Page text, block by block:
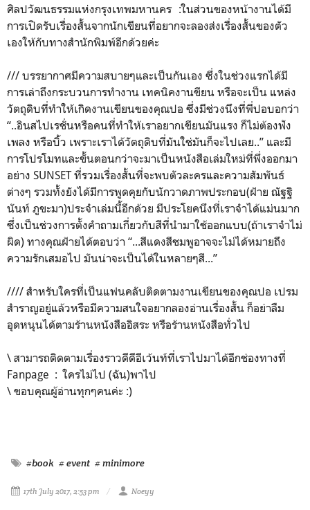
ศิลปวัฒนธรรมแห่งกรุงเทพมหานคร :ในส่วนของหน้างานได้มี
การเปิดรับเรื่องสั้นจากนักเขียนที่อยากจะลองส่งเรื่องสั้นของตัว
เองให้กับทางสำนักพิมพ์อีกด้วยค่ะ
/// บรรยากาศมีความสบายๆและเป็นกันเอง ซึ่งในช่วงแรกได้มี
การเล่าถึงกระบวนการทำงาน เทคนิคงานขียน หรือจะเป็น แหล่ง
วัตถุดิบที่ทำให้เกิดงานเขียนของคุณปอ ซึ่งมีช่วงนึงที่พี่ปอบอกว่า
“..อินสไปเรชั่นหรือคนที่ทำให้เราอยากเขียนมันแรง ก็ไม่ต้องฟัง
เพลง หรือบิ้ว เพราะเราได้วัตถุดิบที่มันใช่มันก็จะไปเลย..’’ และมี
การโปรโมทและขั้นตอนกว่าจะมาเป็นหนังสือเล่มใหม่ที่พึ่งออกมา
อย่าง SUNSET ที่รวมเรื่องสั้นที่จะพบตัวละครและความสัมพันธ์
ต่างๆ รวมทั้งยังได้มีการพูดคุยกับนักวาดภาพประกอบ(ฝ้าย ณัฐฐิ
นันท์ ภูขะมา)ประจำเล่มนี้อีกด้วย มีประโยคนึงที่เราจำได้แม่นมาก
ซึ่งเป็นช่วงการตั้งคำถามเกี่ยวกับสีที่นำมาใช้ออกแบบ(ถ้าเราจำไม่
ผิด) ทางคุณฝ้ายได้ตอบว่า “...สีแดงสีชมพูอาจจะไม่ได้หมายถึง
ความรักเสมอไป มันน่าจะเป็นได้ในหลายๆสี...”
//// สำหรับใครที่เป็นแฟนคลับติดตามงานเขียนของคุณปอ เปรม
สำราญอยู่แล้วหรือมีความสนใจอยากลองอ่านเรื่องสั้น ก็อย่าลืม
อุดหนุนได้ตามร้านหนังสืออิสระ หรือร้านหนังสือทั่วไป
\ สามารถติดตามเรื่องราวดีดีอีเว้นท์ที่เราไปมาได้อีกช่องทางที่
Fanpage : ใครไม่ไป (ฉัน)พาไป
\ ขอบคุณผู้อ่านทุกๆคนค่ะ :)
#book # event # minimore
17th July 2017, 2:53 pm Noeyy